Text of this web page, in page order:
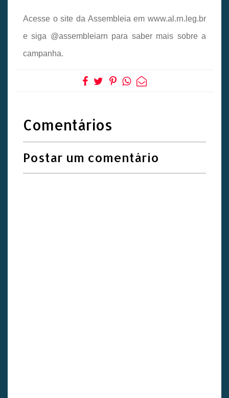
Acesse o site da Assembleia em www.al.rn.leg.br
e siga @assembleiarn para saber mais sobre a
campanha.
Comentários
Postar um comentário